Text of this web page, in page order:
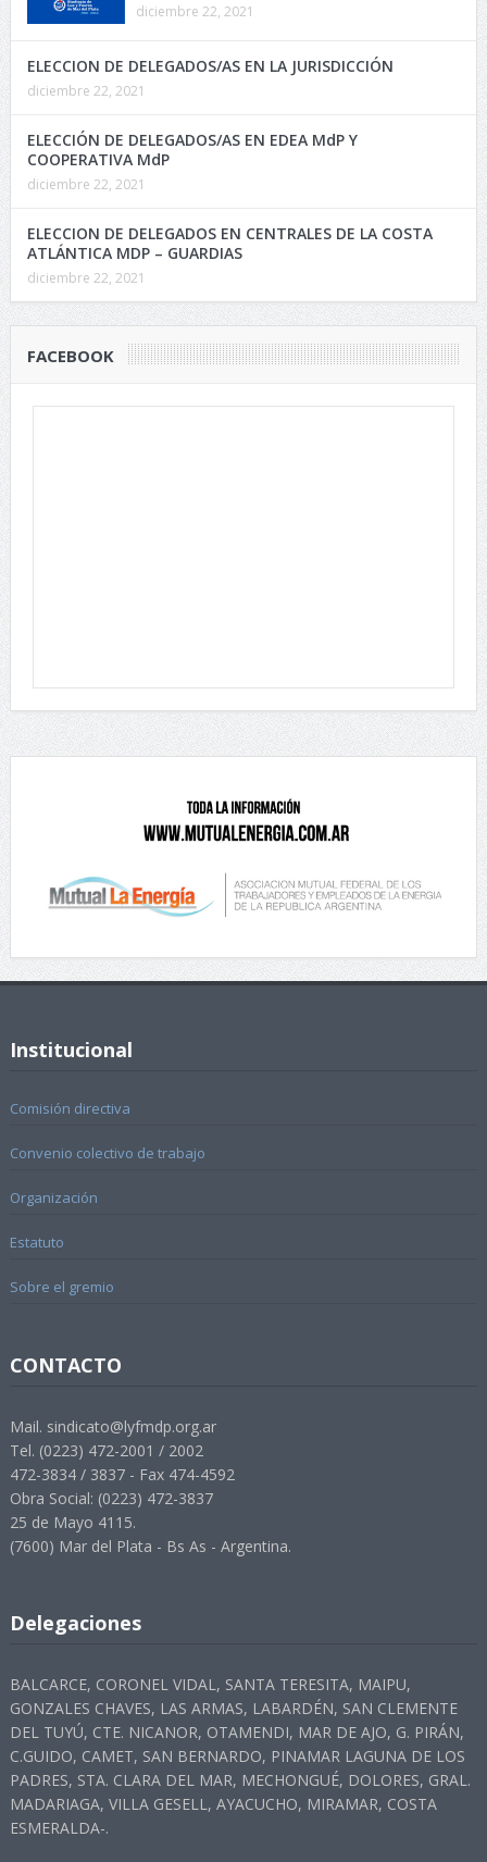
diciembre 22, 2021
ELECCION DE DELEGADOS/AS EN LA JURISDICCIÓN
diciembre 22, 2021
ELECCIÓN DE DELEGADOS/AS EN EDEA MdP Y
COOPERATIVA MdP
diciembre 22, 2021
ELECCION DE DELEGADOS EN CENTRALES DE LA COSTA
ATLÁNTICA MDP – GUARDIAS
diciembre 22, 2021
FACEBOOK
Institucional
Comisión directiva
Convenio colectivo de trabajo
Organización
Estatuto
Sobre el gremio
CONTACTO
Mail. sindicato@lyfmdp.org.ar
Tel. (0223) 472-2001 / 2002
472-3834 / 3837 - Fax 474-4592
Obra Social: (0223) 472-3837
25 de Mayo 4115.
(7600) Mar del Plata - Bs As - Argentina.
Delegaciones
BALCARCE, CORONEL VIDAL, SANTA TERESITA, MAIPU,
GONZALES CHAVES, LAS ARMAS, LABARDÉN, SAN CLEMENTE
DEL TUYÚ, CTE. NICANOR, OTAMENDI, MAR DE AJO, G. PIRÁN,
C.GUIDO, CAMET, SAN BERNARDO, PINAMAR LAGUNA DE LOS
PADRES, STA. CLARA DEL MAR, MECHONGUÉ, DOLORES, GRAL.
MADARIAGA, VILLA GESELL, AYACUCHO, MIRAMAR, COSTA
ESMERALDA-.